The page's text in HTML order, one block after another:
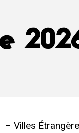
Villes